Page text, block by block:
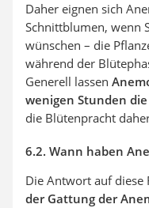
Daher eignen sich
Schnittblumen, wenn
wünschen – die
während der
Generell lassen
wenigen Stunden
die Blütenpracht
6.2. Wann haben
Die Antwort auf diese
der Gattung der